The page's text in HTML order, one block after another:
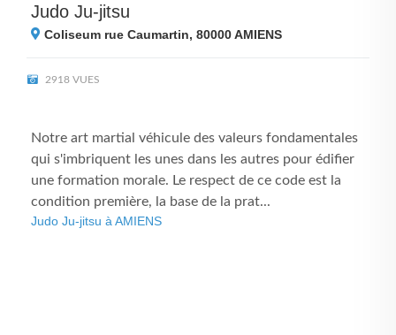
Judo Ju-jitsu
Coliseum rue Caumartin, 80000AMIENS
2918 VUES
Notre art martial véhicule des valeurs fondamentales
qui s'imbriquent les unes dans les autres pour édifier
une formation morale. Le respect de ce code est la
condition première, la base de la prat...
Judo Ju-jitsu à AMIENS